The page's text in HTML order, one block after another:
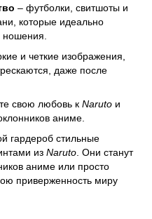
– футболки, свитшоты и
которые идеально
ношения.
и четкие изображения,
даже после
свою любовь к Naruto и
аниме.
гардероб стильные
из Naruto . Они станут
аниме или просто
приверженность миру